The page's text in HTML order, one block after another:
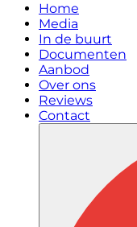
Home
Media
In de buurt
Documenten
Aanbod
Over ons
Reviews
Contact